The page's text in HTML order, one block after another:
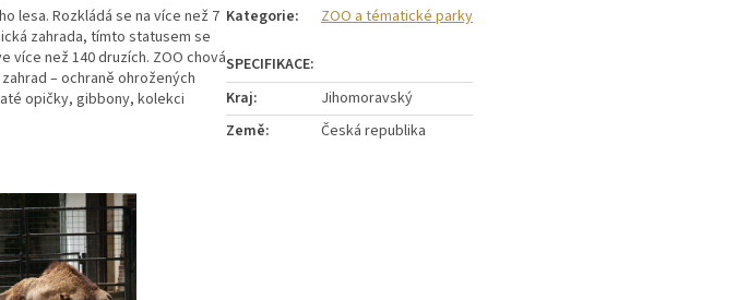
lesa. Rozkládá se na více než 7
zahrada, tímto statusem se
více než 140 druzích. ZOO chová
– ochraně ohrožených
opičky, gibbony, kolekci
Kategorie: ZOO a tématické parky
Kraj:
Jihomoravský
Země: Česká republika